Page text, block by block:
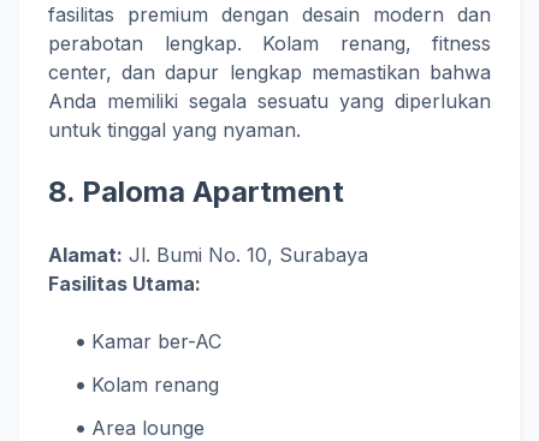
fasilitas premium dengan desain modern dan
perabotan lengkap. Kolam renang, fitness
center, dan dapur lengkap memastikan bahwa
Anda memiliki segala sesuatu yang diperlukan
untuk tinggal yang nyaman.
8. Paloma Apartment
Alamat: Jl. Bumi No. 10, Surabaya
Fasilitas Utama:
Kamar ber-AC
Kolam renang
Area lounge